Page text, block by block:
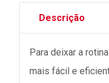
Descrição
Para deixar a
mais fácil e